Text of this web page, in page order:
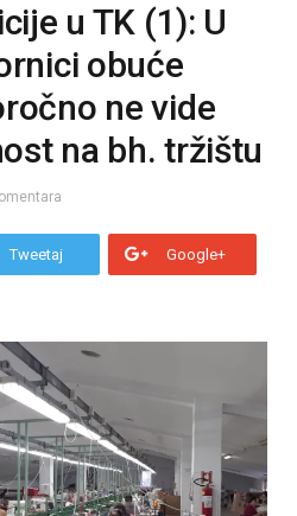
u TK (1): U
obuće
ne vide
na bh. tržištu
Tweetaj Google+